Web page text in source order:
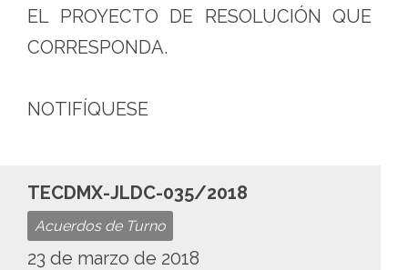
EL PROYECTO DE RESOLUCIÓN QUE
CORRESPONDA.
NOTIFÍQUESE
TECDMX-JLDC-035/2018
Acuerdos de Turno
23 de marzo de 2018